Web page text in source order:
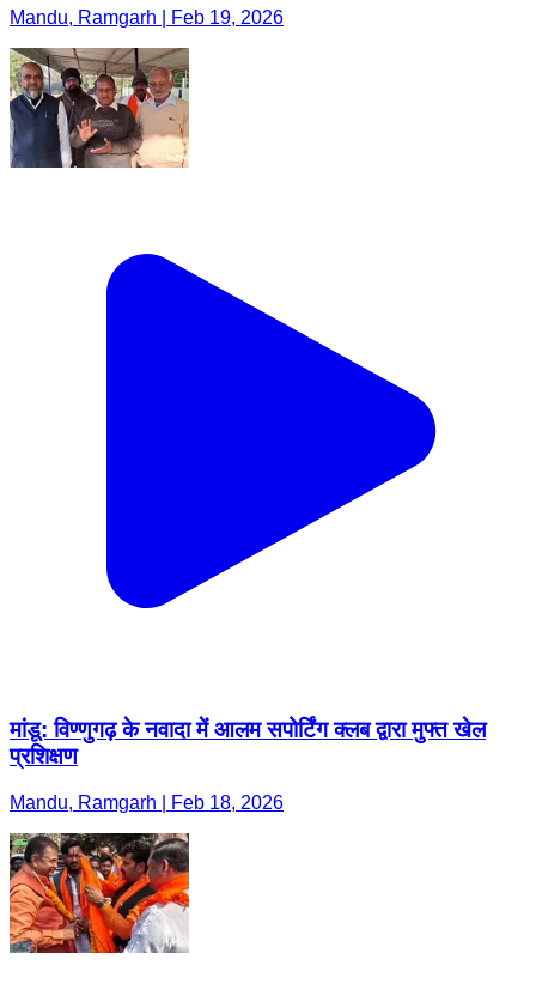
Mandu, Ramgarh | Feb 19, 2026
मांडू: विण्णुगढ़ के नवादा में आलम सपोर्टिंग क्लब द्वारा मुफ्त खेल
प्रशिक्षण
Mandu, Ramgarh | Feb 18, 2026